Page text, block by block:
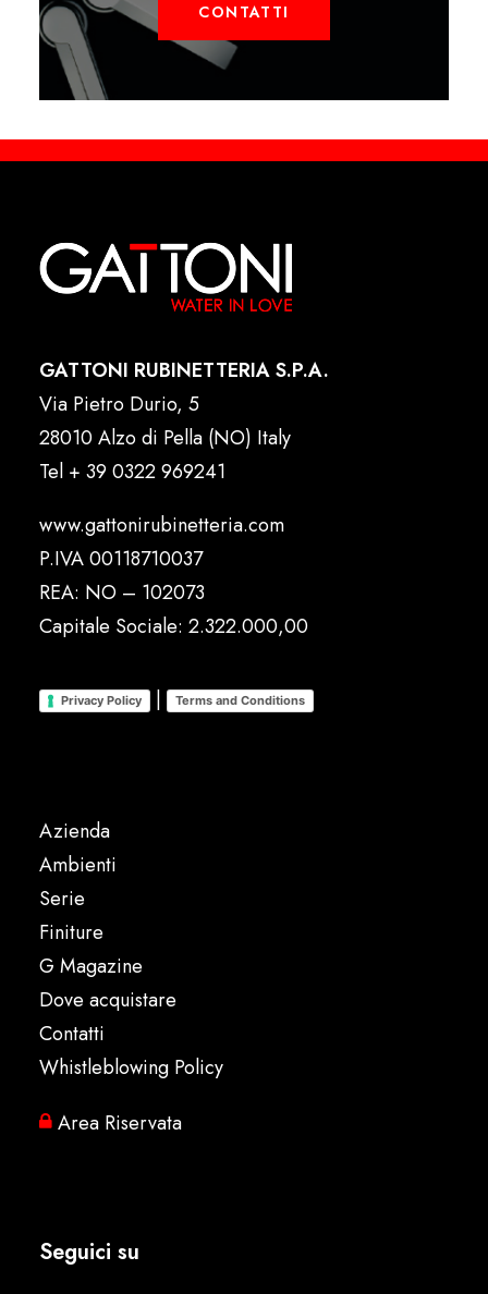
CONTATTI
GATTONI RUBINETTERIA S.P.A.
Via Pietro Durio, 5
28010 Alzo di Pella (NO) Italy
Tel + 39 0322 969241
www.gattonirubinetteria.com
P.IVA 00118710037
REA: NO – 102073
Capitale Sociale: 2.322.000,00
Privacy Policy | Terms and Conditions
Azienda
Ambienti
Serie
Finiture
G Magazine
Dove acquistare
Contatti
Whistleblowing Policy
Area Riservata
Seguici su